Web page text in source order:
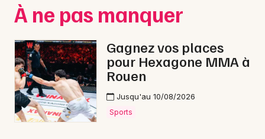
Concerts
Sports
Soirées
Sorties famille
Nice
Paris
Strasbourg
Toulouse
Toutes les villes
À ne pas manquer
Gagnez vos places
pour Hexagone MMA à
Rouen
Jusqu'au 10/08/2026
Sports